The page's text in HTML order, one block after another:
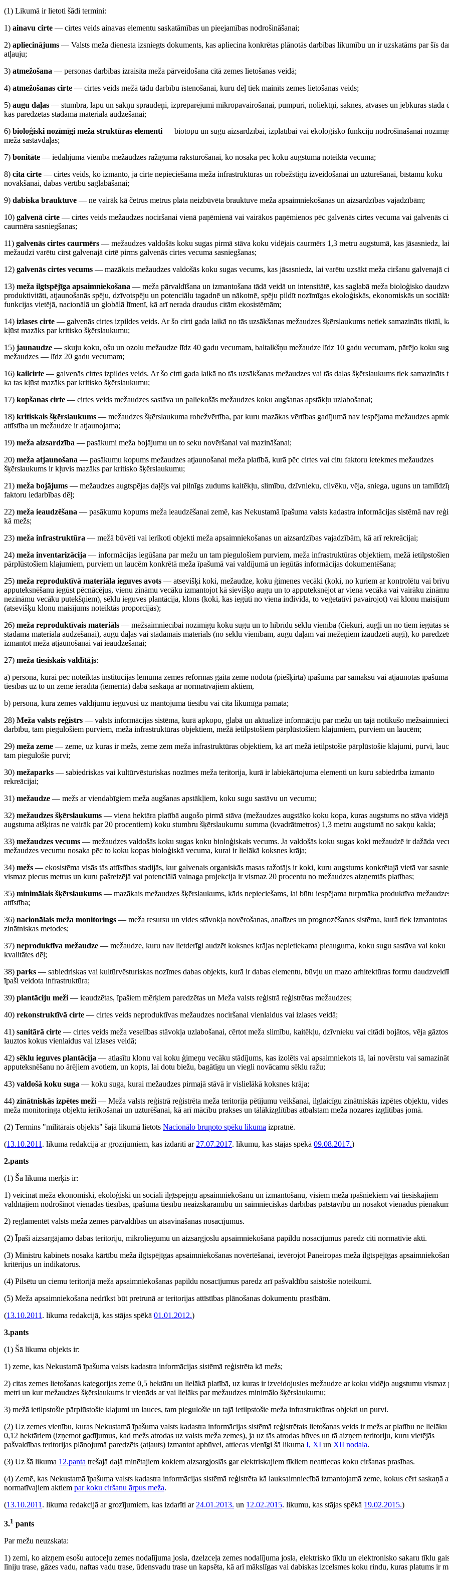
(1) Likumā ir lietoti šādi termini:
1) ainavu cirte — cirtes veids ainavas elementu saskatāmības un pieejamības nodrošināšanai;
2) apliecinājums — Valsts meža dienesta izsniegts dokuments, kas apliecina konkrētas plānotās darbības likumību un ir uzskatāms par šīs
atļauju;
3) atmežošana — personas darbības izraisīta meža pārveidošana citā zemes lietošanas veidā;
4) atmežošanas cirte — cirtes veids mežā tādu darbību īstenošanai, kuru dēļ tiek mainīts zemes lietošanas veids;
5) augu daļas — stumbra, lapu un sakņu spraudeņi, izpreparējumi mikropavairošanai, pumpuri, noliektņi, saknes, atvases un jebkuras stāda
kas paredzētas stādāmā materiāla audzēšanai;
6) bioloģiski nozīmīgi meža struktūras elementi — biotopu un sugu aizsardzībai, izplatībai vai ekoloģisko funkciju nodrošināšanai
meža sastāvdaļas;
7) bonitāte — iedalījuma vienība mežaudzes ražīguma raksturošanai, ko nosaka pēc koku augstuma noteiktā vecumā;
8) cita cirte — cirtes veids, ko izmanto, ja cirte nepieciešama meža infrastruktūras un robežstigu izveidošanai un uzturēšanai, bīstamu koku
novākšanai, dabas vērtību saglabāšanai;
9) dabiska brauktuve — ne vairāk kā četrus metrus plata neizbūvēta brauktuve meža apsaimniekošanas un aizsardzības vajadzībām;
10) galvenā cirte — cirtes veids mežaudzes nociršanai vienā paņēmienā vai vairākos paņēmienos pēc galvenās cirtes vecuma vai galvenās
caurmēra sasniegšanas;
11) galvenās cirtes caurmērs — mežaudzes valdošās koku sugas pirmā stāva koku vidējais caurmērs 1,3 metru augstumā, kas jāsasniedz, lai
mežaudzi varētu cirst galvenajā cirtē pirms galvenās cirtes vecuma sasniegšanas;
12) galvenās cirtes vecums — mazākais mežaudzes valdošās koku sugas vecums, kas jāsasniedz, lai varētu uzsākt meža ciršanu galvenajā
13) meža ilgtspējīga apsaimniekošana — meža pārvaldīšana un izmantošana tādā veidā un intensitātē, kas saglabā meža bioloģisko
produktivitāti, atjaunošanās spēju, dzīvotspēju un potenciālu tagadnē un nākotnē, spēju pildīt nozīmīgas ekoloģiskās, ekonomiskās un
funkcijas vietējā, nacionālā un globālā līmenī, kā arī nerada draudus citām ekosistēmām;
14) izlases cirte — galvenās cirtes izpildes veids. Ar šo cirti gada laikā no tās uzsākšanas mežaudzes šķērslaukums netiek samazināts tiktāl,
kļūst mazāks par kritisko šķērslaukumu;
15) jaunaudze — skuju koku, ošu un ozolu mežaudze līdz 40 gadu vecumam, baltalkšņu mežaudze līdz 10 gadu vecumam, pārējo koku
mežaudzes — līdz 20 gadu vecumam;
16) kailcirte — galvenās cirtes izpildes veids. Ar šo cirti gada laikā no tās uzsākšanas mežaudzes vai tās daļas šķērslaukums tiek samazināts
ka tas kļūst mazāks par kritisko šķērslaukumu;
17) kopšanas cirte — cirtes veids mežaudzes sastāva un paliekošās mežaudzes koku augšanas apstākļu uzlabošanai;
18) kritiskais šķērslaukums — mežaudzes šķērslaukuma robežvērtība, par kuru mazākas vērtības gadījumā nav iespējama mežaudzes
attīstība un mežaudze ir atjaunojama;
19) meža aizsardzība — pasākumi meža bojājumu un to seku novēršanai vai mazināšanai;
20) meža atjaunošana — pasākumu kopums mežaudzes atjaunošanai meža platībā, kurā pēc cirtes vai citu faktoru ietekmes mežaudzes
šķērslaukums ir kļuvis mazāks par kritisko šķērslaukumu;
21) meža bojājums — mežaudzes augtspējas daļējs vai pilnīgs zudums kaitēkļu, slimību, dzīvnieku, cilvēku, vēja, sniega, uguns un
faktoru iedarbības dēļ;
22) meža ieaudzēšana — pasākumu kopums meža ieaudzēšanai zemē, kas Nekustamā īpašuma valsts kadastra informācijas sistēmā nav
kā mežs;
23) meža infrastruktūra — mežā būvēti vai ierīkoti objekti meža apsaimniekošanas un aizsardzības vajadzībām, kā arī rekreācijai;
24) meža inventarizācija — informācijas iegūšana par mežu un tam piegulošiem purviem, meža infrastruktūras objektiem, mežā
pārplūstošiem klajumiem, purviem un laucēm konkrētā meža īpašumā vai valdījumā un iegūtās informācijas dokumentēšana;
25) meža reproduktīvā materiāla ieguves avots — atsevišķi koki, mežaudze, koku ģimenes vecāki (koki, no kuriem ar kontrolētu vai brīvu
apputeksnēšanu iegūst pēcnācējus, vienu zināmu vecāku izmantojot kā sievišķo augu un to apputeksnējot ar viena vecāka vai vairāku
nezināmu vecāku putekšņiem), sēklu ieguves plantācija, klons (koki, kas iegūti no viena indivīda, to veģetatīvi pavairojot) vai klonu
(atsevišķu klonu maisījums noteiktās proporcijās);
26) meža reproduktīvais materiāls — mežsaimniecībai nozīmīgu koku sugu un to hibrīdu sēklu vienība (čiekuri, augļi un no tiem iegūtas
stādāmā materiāla audzēšanai), augu daļas vai stādāmais materiāls (no sēklu vienībām, augu daļām vai mežeņiem izaudzēti augi), ko
izmantot meža atjaunošanai vai ieaudzēšanai;
27) meža tiesiskais valdītājs:
a) persona, kurai pēc noteiktas institūcijas lēmuma zemes reformas gaitā zeme nodota (piešķirta) īpašumā par samaksu vai atjaunotas īpašuma
tiesības uz to un zeme ierādīta (iemērīta) dabā saskaņā ar normatīvajiem aktiem,
b) persona, kura zemes valdījumu ieguvusi uz mantojuma tiesību vai cita likumīga pamata;
28) Meža valsts reģistrs — valsts informācijas sistēma, kurā apkopo, glabā un aktualizē informāciju par mežu un tajā notikušo
darbību, tam piegulošiem purviem, meža infrastruktūras objektiem, mežā ietilpstošiem pārplūstošiem klajumiem, purviem un laucēm;
29) meža zeme — zeme, uz kuras ir mežs, zeme zem meža infrastruktūras objektiem, kā arī mežā ietilpstošie pārplūstošie klajumi, purvi,
tam piegulošie purvi;
30) mežaparks — sabiedriskas vai kultūrvēsturiskas nozīmes meža teritorija, kurā ir labiekārtojuma elementi un kuru sabiedrība izmanto
rekreācijai;
31) mežaudze — mežs ar viendabīgiem meža augšanas apstākļiem, koku sugu sastāvu un vecumu;
32) mežaudzes šķērslaukums — viena hektāra platībā augošo pirmā stāva (mežaudzes augstāko koku kopa, kuras augstums no stāva
augstuma atšķiras ne vairāk par 20 procentiem) koku stumbru šķērslaukumu summa (kvadrātmetros) 1,3 metru augstumā no sakņu kakla;
33) mežaudzes vecums — mežaudzes valdošās koku sugas koku bioloģiskais vecums. Ja valdošās koku sugas koki mežaudzē ir dažāda
mežaudzes vecumu nosaka pēc to koku kopas bioloģiskā vecuma, kurai ir lielākā koksnes krāja;
34) mežs — ekosistēma visās tās attīstības stadijās, kur galvenais organiskās masas ražotājs ir koki, kuru augstums konkrētajā vietā var
vismaz piecus metrus un kuru pašreizējā vai potenciālā vainaga projekcija ir vismaz 20 procentu no mežaudzes aizņemtās platības;
35) minimālais šķērslaukums — mazākais mežaudzes šķērslaukums, kāds nepieciešams, lai būtu iespējama turpmāka produktīva
attīstība;
36) nacionālais meža monitorings — meža resursu un vides stāvokļa novērošanas, analīzes un prognozēšanas sistēma, kurā tiek izmantotas
zinātniskas metodes;
37) neproduktīva mežaudze — mežaudze, kuru nav lietderīgi audzēt koksnes krājas nepietiekama pieauguma, koku sugu sastāva vai koku
kvalitātes dēļ;
38) parks — sabiedriskas vai kultūrvēsturiskas nozīmes dabas objekts, kurā ir dabas elementu, būvju un mazo arhitektūras formu
īpaši veidota infrastruktūra;
39) plantāciju meži — ieaudzētas, īpašiem mērķiem paredzētas un Meža valsts reģistrā reģistrētas mežaudzes;
40) rekonstruktīvā cirte — cirtes veids neproduktīvas mežaudzes nociršanai vienlaidus vai izlases veidā;
41) sanitārā cirte — cirtes veids meža veselības stāvokļa uzlabošanai, cērtot meža slimību, kaitēkļu, dzīvnieku vai citādi bojātos, vēja
lauztos kokus vienlaidus vai izlases veidā;
42) sēklu ieguves plantācija — atlasītu klonu vai koku ģimeņu vecāku stādījums, kas izolēts vai apsaimniekots tā, lai novērstu vai
apputeksnēšanu no ārējiem avotiem, un kopts, lai dotu biežu, bagātīgu un viegli novācamu sēklu ražu;
43) valdošā koku suga — koku suga, kurai mežaudzes pirmajā stāvā ir vislielākā koksnes krāja;
44) zinātniskās izpētes meži — Meža valsts reģistrā reģistrēta meža teritorija pētījumu veikšanai, ilglaicīgu zinātniskās izpētes objektu, vides
meža monitoringa objektu ierīkošanai un uzturēšanai, kā arī mācību prakses un tālākizglītības atbalstam meža nozares izglītības jomā.
(2) Termins "militārais objekts" šajā likumā lietots Nacionālo bruņoto spēku likuma izpratnē.
(13.10.2011 . likuma redakcijā ar grozījumiem, kas izdarīti ar 27.07.2017. likumu, kas stājas spēkā 09.08.2017.)
2.pants
(1) Šā likuma mērķis ir:
1) veicināt meža ekonomiski, ekoloģiski un sociāli ilgtspējīgu apsaimniekošanu un izmantošanu, visiem meža īpašniekiem vai tiesiskajiem
valdītājiem nodrošinot vienādas tiesības, īpašuma tiesību neaizskaramību un saimnieciskās darbības patstāvību un nosakot vienādus
2) reglamentēt valsts meža zemes pārvaldības un atsavināšanas nosacījumus.
(2) Īpaši aizsargājamo dabas teritoriju, mikroliegumu un aizsargjoslu apsaimniekošanā papildu nosacījumus paredz citi normatīvie akti.
(3) Ministru kabinets nosaka kārtību meža ilgtspējīgas apsaimniekošanas novērtēšanai, ievērojot Paneiropas meža ilgtspējīgas
kritērijus un indikatorus.
(4) Pilsētu un ciemu teritorijā meža apsaimniekošanas papildu nosacījumus paredz arī pašvaldību saistošie noteikumi.
(5) Meža apsaimniekošana nedrīkst būt pretrunā ar teritorijas attīstības plānošanas dokumentu prasībām.
(13.10.2011 . likuma redakcijā, kas stājas spēkā 01.01.2012.)
3.pants
(1) Šā likuma objekts ir:
1) zeme, kas Nekustamā īpašuma valsts kadastra informācijas sistēmā reģistrēta kā mežs;
2) citas zemes lietošanas kategorijas zeme 0,5 hektāru un lielākā platībā, uz kuras ir izveidojusies mežaudze ar koku vidējo augstumu vismaz
metri un kur mežaudzes šķērslaukums ir vienāds ar vai lielāks par mežaudzes minimālo šķērslaukumu;
3) mežā ietilpstošie pārplūstošie klajumi un lauces, tam piegulošie un tajā ietilpstošie meža infrastruktūras objekti un purvi.
(2) Uz zemes vienību, kuras Nekustamā īpašuma valsts kadastra informācijas sistēmā reģistrētais lietošanas veids ir mežs ar platību ne lielāku
0,12 hektāriem (izņemot gadījumus, kad mežs atrodas uz valsts meža zemes), ja uz tās atrodas būves un tā aizņem teritoriju, kuru vietējās
pašvaldības teritorijas plānojumā paredzēts (atļauts) izmantot apbūvei, attiecas vienīgi šā likuma I, XI un XII nodaļa.
(3) Uz šā likuma 12.panta trešajā daļā minētajiem kokiem aizsargjoslās gar elektriskajiem tīkliem neattiecas koku ciršanas prasības.
(4) Zemē, kas Nekustamā īpašuma valsts kadastra informācijas sistēmā reģistrēta kā lauksaimniecībā izmantojamā zeme, kokus cērt saskaņā
normatīvajiem aktiem par koku ciršanu ārpus meža.
(13.10.2011 . likuma redakcijā ar grozījumiem, kas izdarīti ar 24.01.2013. un 12.02.2015. likumu, kas stājas spēkā 19.02.2015.)
3.1 pants
Par mežu neuzskata:
1) zemi, ko aizņem esošu autoceļu zemes nodalījuma josla, dzelzceļa zemes nodalījuma josla, elektrisko tīklu un elektronisko sakaru tīklu
līniju trase, gāzes vadu, naftas vadu trase, ūdensvadu trase un kapsēta, kā arī mākslīgas vai dabiskas izcelsmes koku rindu, kuras platums ir